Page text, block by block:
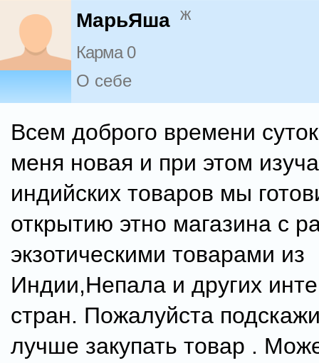
МарьЯша ж
Карма 0
О себе
Всем доброго времени
меня новая и при этом
индийских товаров мы
открытию этно магазина с
экзотическими товарами из
Индии,Непала и других
стран. Пожалуйста
лучше закупать товар .